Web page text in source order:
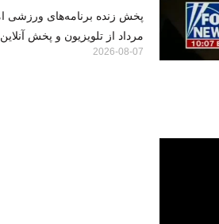
مرداد از تلویزیون و پخش آنلاین
2026-08-07